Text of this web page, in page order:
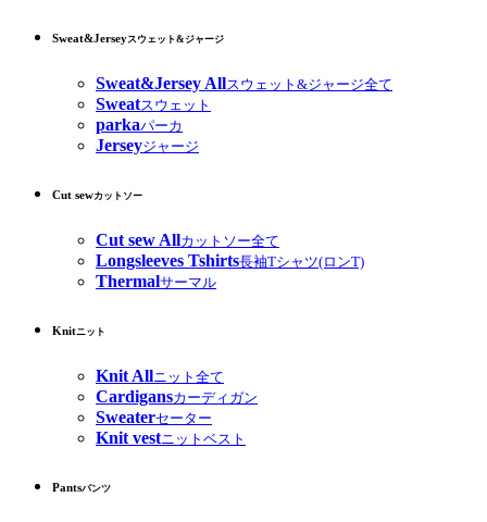
Sweat&Jerseyスウェット&ジャージ
Sweat&Jersey Allスウェット&ジャージ全て
Sweatスウェット
parkaパーカ
Jerseyジャージ
Cut sewカットソー
Cut sew Allカットソー全て
Longsleeves Tshirts長袖Tシャツ(ロンT)
Thermalサーマル
Knitニット
Knit Allニット全て
Cardigansカーディガン
Sweaterセーター
Knit vestニットベスト
Pantsパンツ